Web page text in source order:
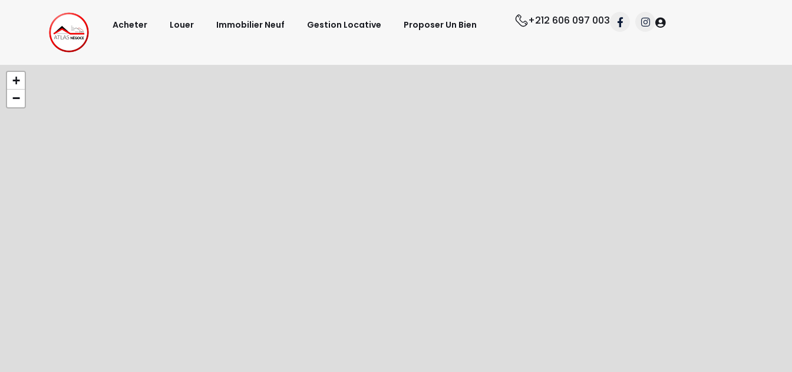
Acheter Louer Immobilier Neuf Gestion Locative Proposer Un Bien +212 606 097 003
+
−